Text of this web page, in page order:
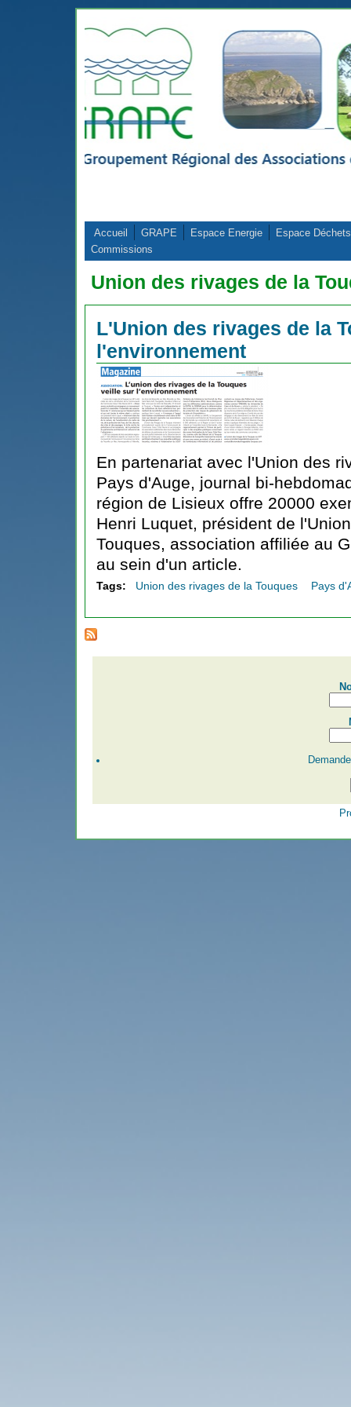
Accueil GRAPE Espace Energie
Espace Déchets
Commissions
Union des rivages de la
L'Union des rivages de la
l'environnement
En partenariat avec l'Union des
Pays d'Auge, journal bi-
région de Lisieux offre 20000
Henri Luquet, président de
Touques, association affiliée au
au sein d'un article.
Tags: Union des rivages de la Touques Pays